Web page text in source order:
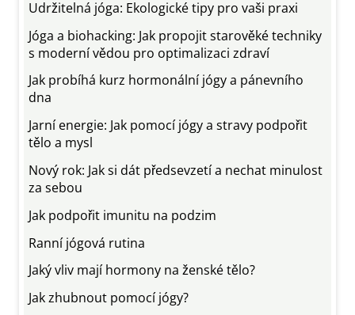
Udržitelná jóga: Ekologické tipy pro vaši praxi
Jóga a biohacking: Jak propojit starověké techniky
s moderní vědou pro optimalizaci zdraví
Jak probíhá kurz hormonální jógy a pánevního
dna
Jarní energie: Jak pomocí jógy a stravy podpořit
tělo a mysl
Nový rok: Jak si dát předsevzetí a nechat minulost
za sebou
Jak podpořit imunitu na podzim
Ranní jógová rutina
Jaký vliv mají hormony na ženské tělo?
Jak zhubnout pomocí jógy?